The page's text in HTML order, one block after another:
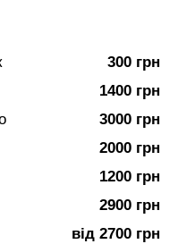
300 грн
1400 грн
3000 грн
2000 грн
1200 грн
2900 грн
від 2700 грн